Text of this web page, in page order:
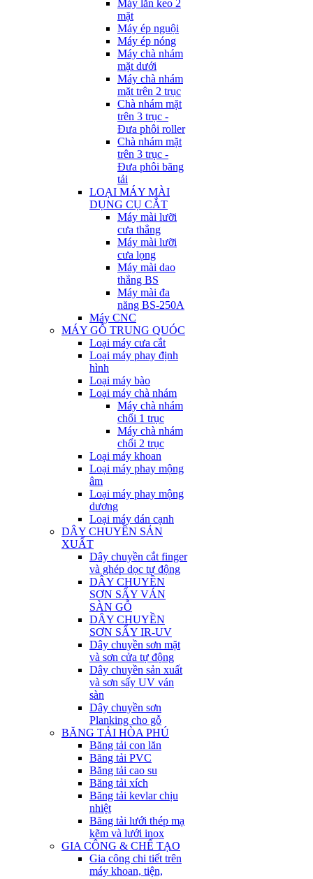
Máy lăn keo 2
mặt
Máy ép nguội
Máy ép nóng
Máy chà nhám
mặt dưới
Máy chà nhám
mặt trên 2 trục
Chà nhám mặt
trên 3 trục -
Đưa phôi roller
Chà nhám mặt
trên 3 trục -
Đưa phôi băng
tải
LOẠI MÁY MÀI
DỤNG CỤ CẮT
Máy mài lưỡi
cưa thẳng
Máy mài lưỡi
cưa lọng
Máy mài dao
thẳng BS
Máy mài đa
năng BS-250A
Máy CNC
MÁY GỖ TRUNG QUÓC
Loại máy cưa cắt
Loại máy phay định
hình
Loại máy bào
Loại máy chà nhám
Máy chà nhám
chổi 1 trục
Máy chà nhám
chổi 2 trục
Loại máy khoan
Loại máy phay mộng
âm
Loại máy phay mộng
dương
Loại máy dán cạnh
DÂY CHUYỀN SẢN
XUẤT
Dây chuyền cắt finger
và ghép dọc tự động
DÂY CHUYỀN
SƠN SẤY VÁN
SÀN GỖ
DÂY CHUYỀN
SƠN SẤY IR-UV
Dây chuyền sơn mặt
và sơn cửa tự động
Dây chuyền sản xuất
và sơn sấy UV ván
sàn
Dây chuyền sơn
Planking cho gỗ
BĂNG TẢI HÒA PHÚ
Băng tải con lăn
Băng tải PVC
Băng tải cao su
Băng tải xích
Băng tải kevlar chịu
nhiệt
Băng tải lưới thép mạ
kẽm và lưới inox
GIA CÔNG & CHẾ TẠO
Gia công chi tiết trên
máy khoan, tiện,